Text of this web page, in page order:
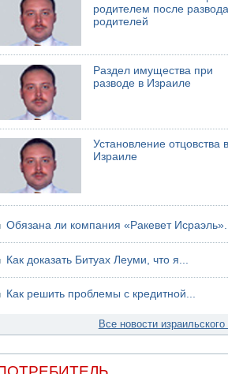
хуситов
родителем после развода
родителей
Раздел имущества при
разводе в Израиле
Установление отцовства в
Израиле
Обязана ли компания «Ракевет
Как доказать Битуах Леуми, что я...
Как решить проблемы с кредитной...
Все новости израильского